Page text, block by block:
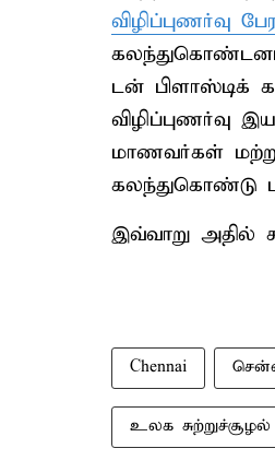
விழிப்புணர்வு
டன் பிளாஸ்டிக்
விழிப்புணர்வு
மாணவர்கள்
இவ்வாறு அதில்
Chennai
உலக